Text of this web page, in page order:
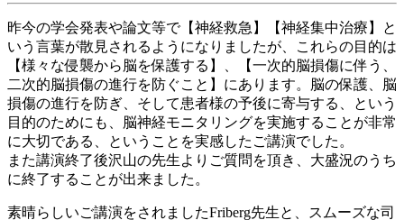
昨今の学会発表や論文等で【神経救急】【神経集中治療】と
いう言葉が散見されるようになりましたが、これらの目的は
【様々な侵襲から脳を保護する】、【一次的脳損傷に伴う、
二次的脳損傷の進行を防ぐこと】にあります。脳の保護、脳
損傷の進行を防ぎ、そして患者様の予後に寄与する、という
目的のためにも、脳神経モニタリングを実施することが非常
に大切である、ということを実感したご講演でした。
また講演終了後沢山の先生よりご質問を頂き、大盛況のうち
に終了することが出来ました。
素晴らしいご講演をされましたFriberg先生と、スムーズな司